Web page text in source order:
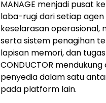
MANAGE menjadi pusat
laba-rugi dari setiap agen
keselarasan operasional,
serta sistem penagihan
lapisan memori, dan
CONDUCTOR
penyedia dalam satu
pada platform lain.